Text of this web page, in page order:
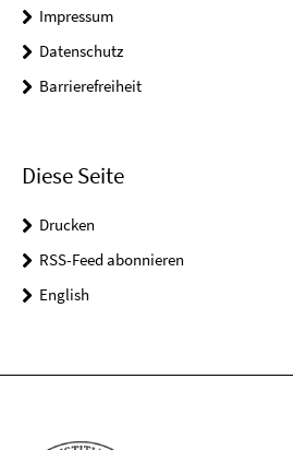
Impressum
Datenschutz
Barrierefreiheit
Diese Seite
Drucken
RSS-Feed abonnieren
English